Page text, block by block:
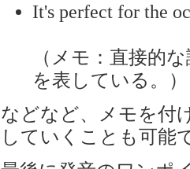
It's perfect for the
（メモ：直接的
を表している。）
などなど、メモを付
していくことも可能